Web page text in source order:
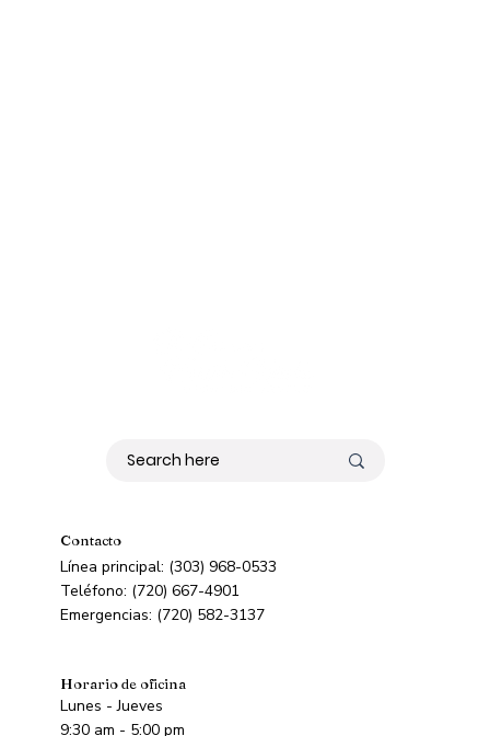
Contacto
Línea principal: (303) 968-0533
Teléfono: (720) 667-4901
Emergencias: (720) 582-3137
Horario de oficina
Lunes - Jueves
9:30 am - 5:00 pm